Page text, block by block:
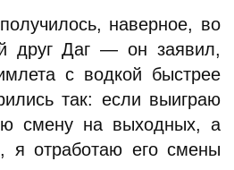
наверное, во
друг Даг — он заявил,
с водкой быстрее
так: если выиграю
смену на выходных, а
я отработаю его смены